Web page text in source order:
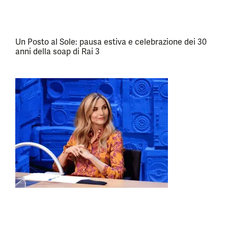
Un Posto al Sole: pausa estiva e celebrazione dei 30
anni della soap di Rai 3